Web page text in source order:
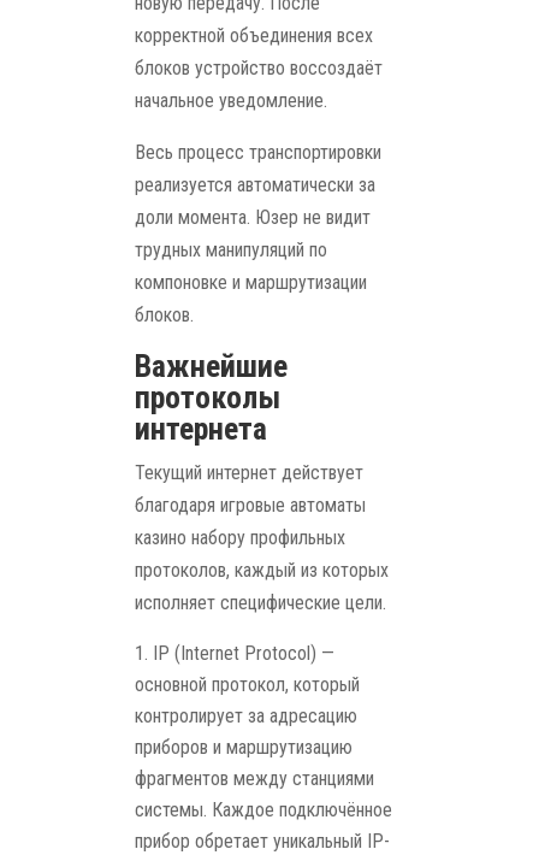
корректной объединения всех
блоков устройство воссоздаёт
начальное уведомление.
Весь процесс транспортировки
реализуется автоматически за
доли момента. Юзер не видит
трудных манипуляций по
компоновке и маршрутизации
блоков.
Важнейшие
протоколы
интернета
Текущий интернет действует
благодаря игровые автоматы
казино набору профильных
протоколов, каждый из которых
исполняет специфические цели.
IP (Internet Protocol) —
основной протокол, который
контролирует за адресацию
приборов и маршрутизацию
фрагментов между станциями
системы. Каждое подключённое
прибор обретает уникальный IP-